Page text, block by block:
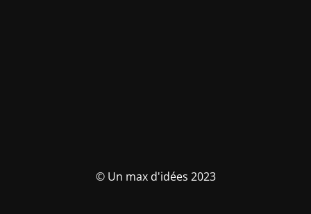
© Un max d'idées 2023